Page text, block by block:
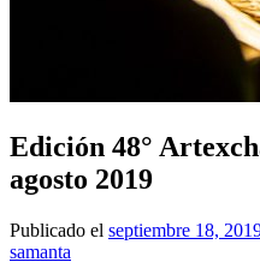
Edición 48°
agosto 2019
Publicado el septiembre 18,
samanta